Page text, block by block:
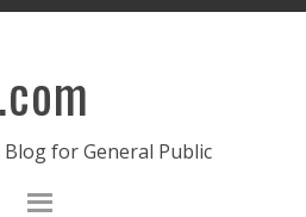
for General Public